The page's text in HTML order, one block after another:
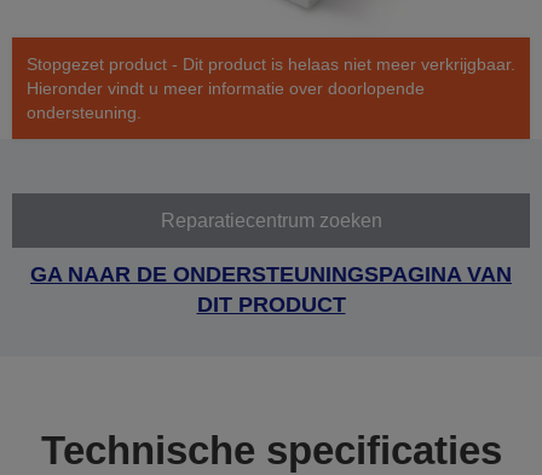
Stopgezet product - Dit product is helaas niet meer verkrijgbaar.
Hieronder vindt u meer informatie over doorlopende
ondersteuning.
Reparatiecentrum zoeken
GA NAAR DE ONDERSTEUNINGSPAGINA VAN
DIT PRODUCT
Technische specificaties